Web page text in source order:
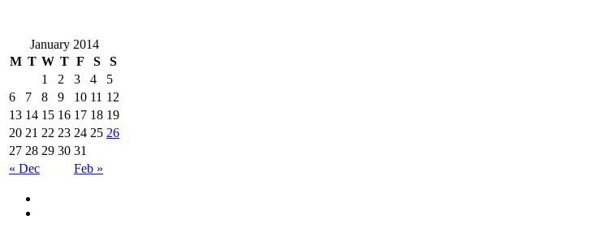
January 2014
M T W T F S S
« Dec Feb »
1 2 3 4
5
6
7 8 9 10 11 12
13 14 15 16 17 18 19
20 21 22 23 24 25 26
27 28 29 30 31